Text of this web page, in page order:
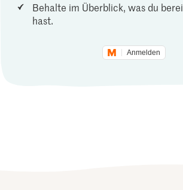
Behalte im Überblick, was du
hast.
Anmelden